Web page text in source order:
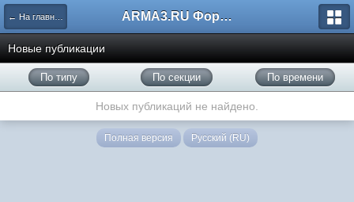
← На главную ARMA3.RU Форум
Новые публикации
По типу По секции По времени
Новых публикаций не найдено.
Полная версия Русский (RU)